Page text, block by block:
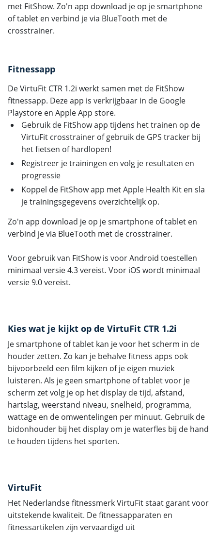
met FitShow. Zo'n app download je op je smartphone
of tablet en verbind je via BlueTooth met de
crosstrainer.
Fitnessapp
De VirtuFit CTR 1.2i werkt samen met de FitShow
fitnessapp. Deze app is verkrijgbaar in de Google
Playstore en Apple App store.
Gebruik de FitShow app tijdens het trainen op de
VirtuFit crosstrainer of gebruik de GPS tracker bij
het fietsen of hardlopen!
Registreer je trainingen en volg je resultaten en
progressie
Koppel de FitShow app met Apple Health Kit en sla
je trainingsgegevens overzichtelijk op.
Zo'n app download je op je smartphone of tablet en
verbind je via BlueTooth met de crosstrainer.
Voor gebruik van FitShow is voor Android toestellen
minimaal versie 4.3 vereist. Voor iOS wordt minimaal
versie 9.0 vereist.
Kies wat je kijkt op de VirtuFit CTR 1.2i
Je smartphone of tablet kan je voor het scherm in de
houder zetten. Zo kan je behalve fitness apps ook
bijvoorbeeld een film kijken of je eigen muziek
luisteren. Als je geen smartphone of tablet voor je
scherm zet volg je op het display de tijd, afstand,
hartslag, weerstand niveau, snelheid, programma,
wattage en de omwentelingen per minuut. Gebruik de
bidonhouder bij het display om je waterfles bij de hand
te houden tijdens het sporten.
VirtuFit
Het Nederlandse fitnessmerk VirtuFit staat garant voor
uitstekende kwaliteit. De fitnessapparaten en
fitnessartikelen zijn vervaardigd uit